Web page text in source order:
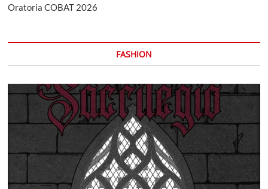
Oratoria COBAT 2026
FASHION